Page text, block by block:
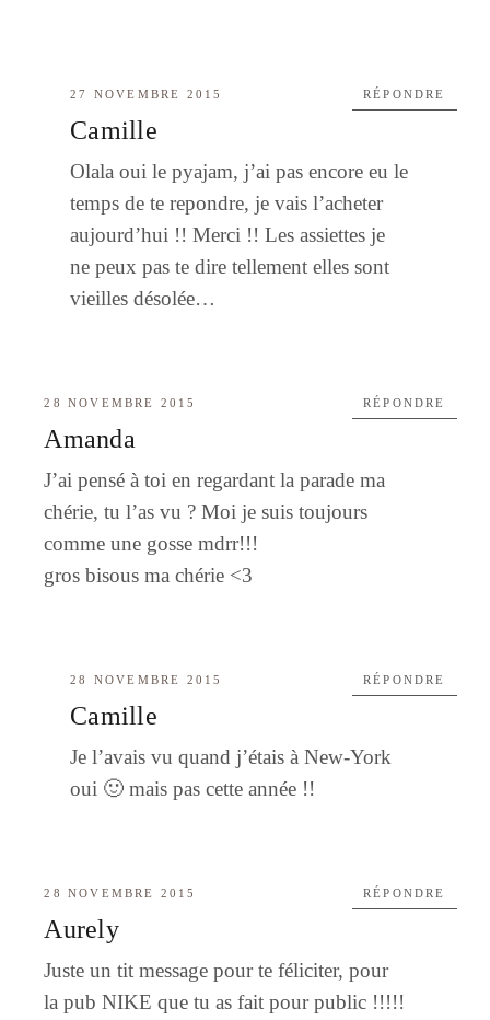
27 NOVEMBRE 2015
Camille
Olala oui le pyajam, j’ai pas encore eu le
temps de te repondre, je vais l’acheter
aujourd’hui !! Merci !! Les assiettes je
ne peux pas te dire tellement elles sont
vieilles désolée…
RÉPONDRE
28 NOVEMBRE 2015
Amanda
J’ai pensé à toi en regardant la parade ma
chérie, tu l’as vu ? Moi je suis toujours
comme une gosse mdrr!!!
gros bisous ma chérie <3
RÉPONDRE
28 NOVEMBRE 2015
Camille
Je l’avais vu quand j’étais à New-York
oui 🙂 mais pas cette année !!
RÉPONDRE
28 NOVEMBRE 2015
Aurely
Juste un tit message pour te féliciter, pour
la pub NIKE que tu as fait pour public !!!!!
RÉPONDRE